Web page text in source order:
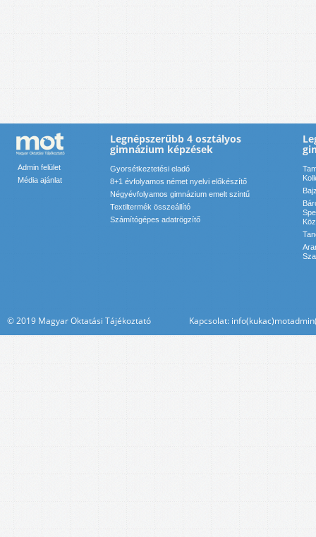
Admin felület
Média ajánlat
Legnépszerűbb 4 osztályos
gimnázium képzések
Gyorsétkeztetési eladó
8+1 évfolyamos német nyelvi előkészítő
Négyévfolyamos gimnázium emelt szintű
Textiltermék összeállító
Számítógépes adatrögzítő
© 2019 Magyar Oktatási Tájékoztató Kapcsolat: